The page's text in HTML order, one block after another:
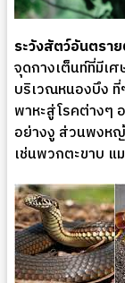
ระวังสัตว์อันตรา
จุดกางเต็นท์ที่มีเ
บริเวณหนองบึง ที่
พาหะสู่โรคต่างๆ
อย่างงู ส่วนพงห
เช่นพวกตะขาบ แ